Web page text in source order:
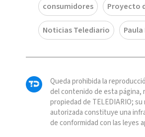
consumidores Proyecto
Noticias Telediario
Queda prohibida la
del contenido de esta página,
propiedad de TELEDIARIO;
autorizada constituye una
de conformidad con las leyes